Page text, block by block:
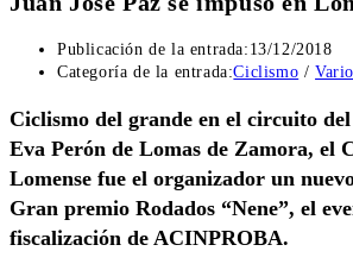
Publicación de la entrada: 13/12/2018
Categoría de la entrada:Ciclismo /
Ciclismo del grande en el circuito
Eva Perón de Lomas de Zamora, el
Lomense fue el organizador un
Gran premio Rodados “Nene”, el
fiscalización de ACINPROBA.